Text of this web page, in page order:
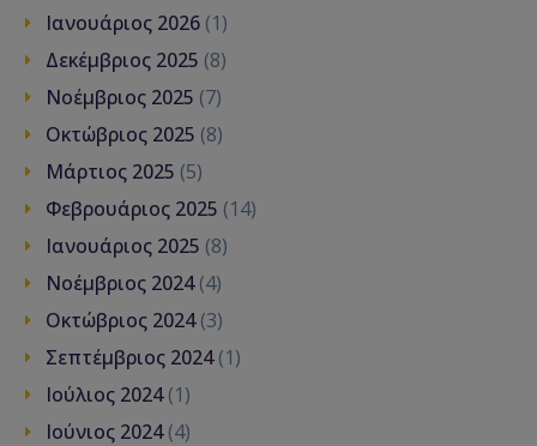
Ιανουάριος 2026 (1)
Δεκέμβριος 2025 (8)
Νοέμβριος 2025 (7)
Οκτώβριος 2025 (8)
Μάρτιος 2025 (5)
Φεβρουάριος 2025 (14)
Ιανουάριος 2025 (8)
Νοέμβριος 2024(4)
Οκτώβριος 2024(3)
Σεπτέμβριος 2024(1)
Ιούλιος 2024(1)
Ιούνιος 2024(4)